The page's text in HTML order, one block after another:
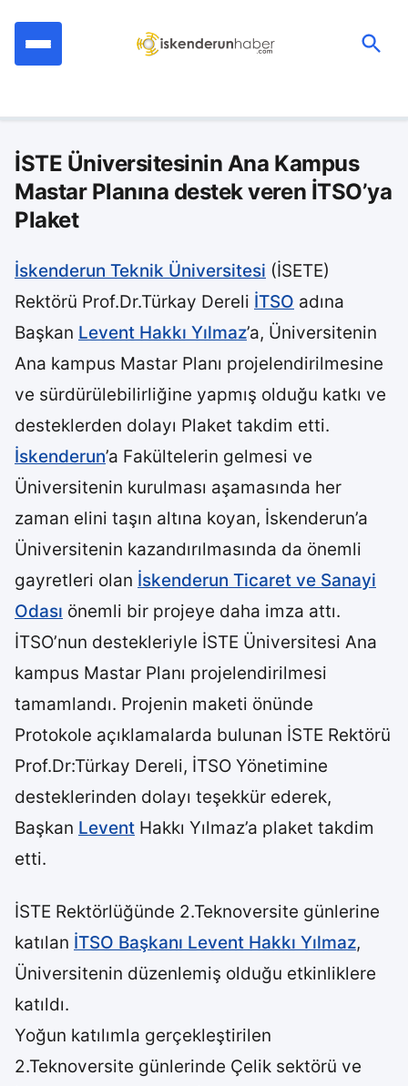
İSTE Üniversitesinin Ana Kampus
Mastar Planına destek veren İTSO’ya
Plaket
İskenderun Teknik Üniversitesi (İSETE)
Rektörü Prof.Dr.Türkay Dereli İTSO adına
Başkan Levent Hakkı Yılmaz’a, Üniversitenin
Ana kampus Mastar Planı projelendirilmesine
ve sürdürülebilirliğine yapmış olduğu katkı ve
desteklerden dolayı Plaket takdim etti.
İskenderun’a Fakültelerin gelmesi ve
Üniversitenin kurulması aşamasında her
zaman elini taşın altına koyan, İskenderun’a
Üniversitenin kazandırılmasında da önemli
gayretleri olan İskenderun Ticaret ve Sanayi
Odası önemli bir projeye daha imza attı.
İTSO’nun destekleriyle İSTE Üniversitesi Ana
kampus Mastar Planı projelendirilmesi
tamamlandı. Projenin maketi önünde
Protokole açıklamalarda bulunan İSTE Rektörü
Prof.Dr:Türkay Dereli, İTSO Yönetimine
desteklerinden dolayı teşekkür ederek,
Başkan Levent Hakkı Yılmaz’a plaket takdim
etti.
İSTE Rektörlüğünde 2.Teknoversite günlerine
katılan İTSO Başkanı Levent Hakkı Yılmaz,
Üniversitenin düzenlemiş olduğu etkinliklere
katıldı.
Yoğun katılımla gerçekleştirilen
2.Teknoversite günlerinde Çelik sektörü ve